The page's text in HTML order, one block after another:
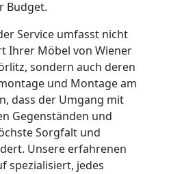
Budget.
Service umfasst nicht
Ihrer Möbel von Wiener
sondern auch deren
und Montage am
dass der Umgang mit
Gegenständen und
Sorgfalt und
Unsere erfahrenen
spezialisiert, jedes